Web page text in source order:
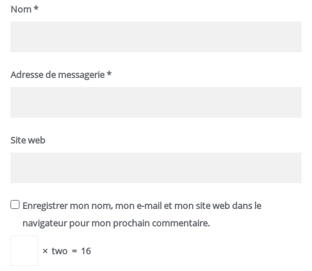
Nom*
Adresse de messagerie*
Site web
Enregistrer mon nom, mon e-mail et mon site web dans le
navigateur pour mon prochain commentaire.
× two = 16